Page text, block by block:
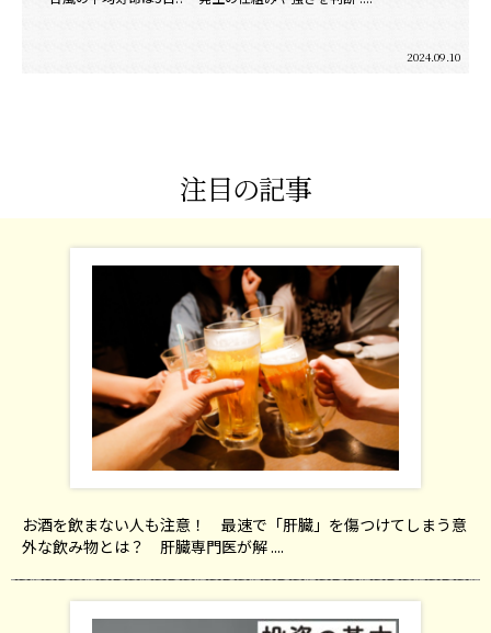
2024.09.10
注目の記事
お酒を飲まない人も注意！ 最速で「肝臓」を傷つけてしまう意
外な飲み物とは？ 肝臓専門医が解 ....